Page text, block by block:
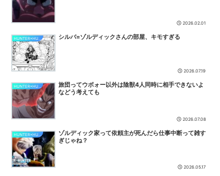
【朗報】X、既存の収益化プログラムを終了 インプレゾンビ死滅か
NEW
【動画】女さん、インスタ映えの為にロードスターを路肩に止めて記
念撮影していたら後続車に突っ込まれて咽び泣くwwwwwww...
【ウマ娘】スティルの音楽隊「ﾆｬｰﾝ」「ﾆｬｰﾝ」「ﾆｬｰﾝ」「ﾆｬｰﾝ?」
NEW
【原神】オデット、星四武器の中だと何が良いのかな？
NEW
2026.02.01
シルバ=ゾルディックさんの部屋、キモすぎる
2026.07.19
HUNTER×HUNTER
旅団ってウボォー以外は陰獣4人同時に相手できないよ
などう考えても
2026.07.08
ゾルディック家って依頼主が死んだら仕事中断って雑す
ぎじゃね？
2026.05.17